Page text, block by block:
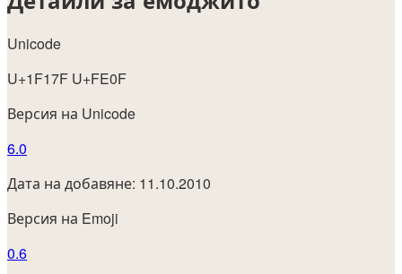
Unicode
U+1F17F U+FE0F
Версия на Unicode
6.0
Дата на добавяне: 11.10.2010
Версия на Emoji
0.6